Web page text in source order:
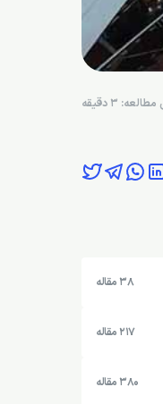
3 دقیقه
38 مقاله
217 مقاله
380 مقاله